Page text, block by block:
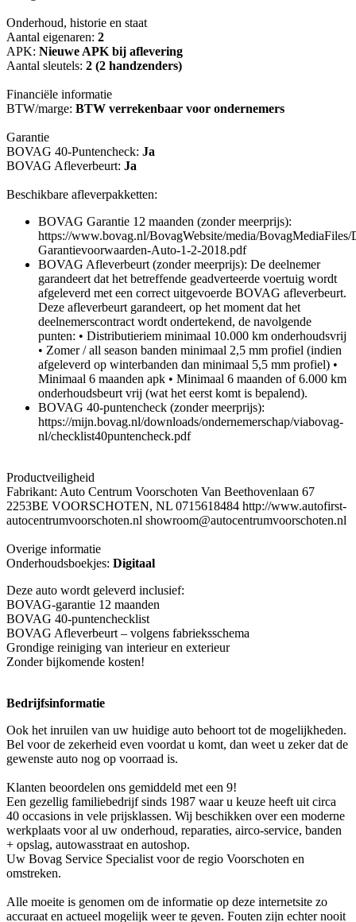
Onderhoud, historie en staat
Aantal eigenaren: 2
APK: Nieuwe APK bij aflevering
Aantal sleutels: 2 (2 handzenders)
Financiële informatie
BTW/marge: BTW verrekenbaar voor ondernemers
Garantie
BOVAG 40-Puntencheck: Ja
BOVAG Afleverbeurt: Ja
Beschikbare afleverpakketten:
BOVAG Garantie 12 maanden (zonder meerprijs):
https://www.bovag.nl/BovagWebsite/media/
Garantievoorwaarden-Auto-1-2-2018.pdf
BOVAG Afleverbeurt (zonder meerprijs): De deelnemer
garandeert dat het betreffende geadverteerde voertuig wordt
afgeleverd met een correct uitgevoerde BOVAG afleverbeurt.
Deze afleverbeurt garandeert, op het moment dat het
deelnemerscontract wordt ondertekend, de navolgende
punten: • Distributieriem minimaal 10.000 km onderhoudsvrij
• Zomer / all season banden minimaal 2,5 mm profiel (indien
afgeleverd op winterbanden dan minimaal 5,5 mm profiel) •
Minimaal 6 maanden apk • Minimaal 6 maanden of 6.000 km
onderhoudsbeurt vrij (wat het eerst komt is bepalend).
BOVAG 40-puntencheck (zonder meerprijs):
https://mijn.bovag.nl/downloads/ondernemerschap/viabovag-
nl/checklist40puntencheck.pdf
Productveiligheid
Fabrikant: Auto Centrum Voorschoten Van Beethovenlaan 67
2253BE VOORSCHOTEN, NL 0715618484 http://www.autofirst-
autocentrumvoorschoten.nl showroom@autocentrumvoorschoten.nl
Overige informatie
Onderhoudsboekjes: Digitaal
Deze auto wordt geleverd inclusief:
BOVAG-garantie 12 maanden
BOVAG 40-puntenchecklist
BOVAG Afleverbeurt – volgens fabrieksschema
Grondige reiniging van interieur en exterieur
Zonder bijkomende kosten!
Bedrijfsinformatie
Ook het inruilen van uw huidige auto behoort tot de mogelijkheden.
Bel voor de zekerheid even voordat u komt, dan weet u zeker dat de
gewenste auto nog op voorraad is.
Klanten beoordelen ons gemiddeld met een 9!
Een gezellig familiebedrijf sinds 1987 waar u keuze heeft uit circa
40 occasions in vele prijsklassen. Wij beschikken over een moderne
werkplaats voor al uw onderhoud, reparaties, airco-service, banden
+ opslag, autowasstraat en autoshop.
Uw Bovag Service Specialist voor de regio Voorschoten en
omstreken.
Alle moeite is genomen om de informatie op deze internetsite zo
accuraat en actueel mogelijk weer te geven. Fouten zijn echter nooit